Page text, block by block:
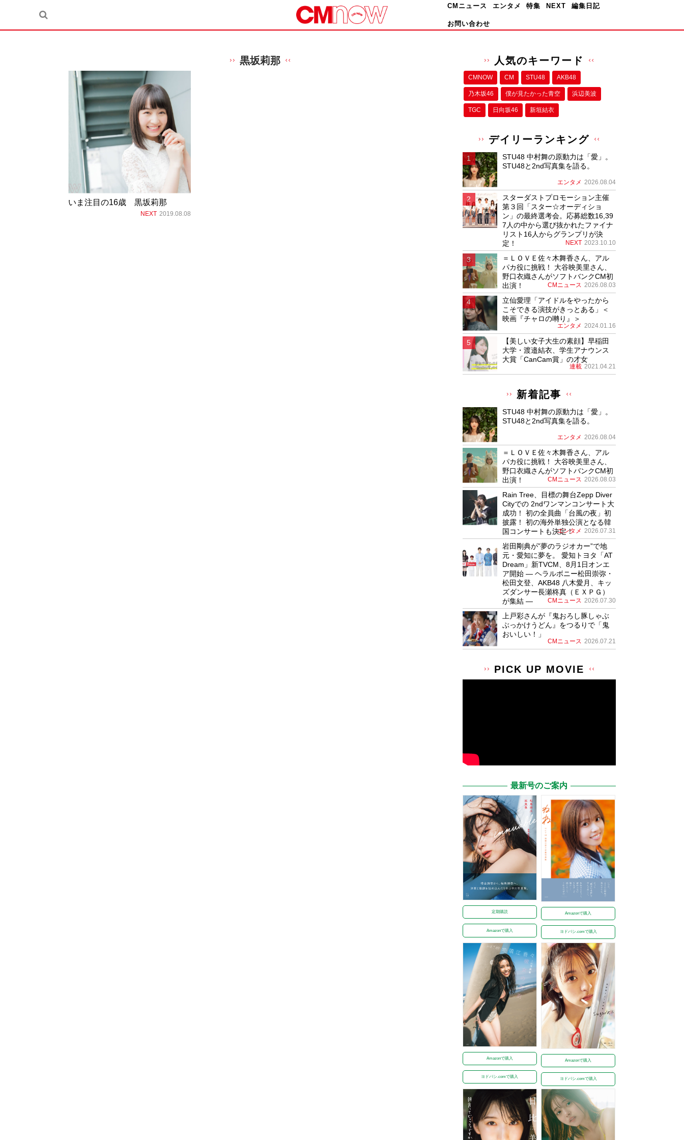
CMニュース エンタメ 特集 NEXT 編集日記
お問い合わせ
黒坂莉那
いま注目の16歳 黒坂莉那
NEXT 2019.08.08
人気のキーワード
CMNOW CM STU48 AKB48
乃木坂46 僕が⾒たかった⻘空 浜辺美波
TGC 日向坂46 新垣結衣
デイリーランキング
STU48 中村舞の原動力は「愛」。
STU48と2nd写真集を語る。
エンタメ 2026.08.04
スターダストプロモーション主催
第３回「スター☆オーディショ
ン」の最終選考会。応募総数16,39
7人の中から選び抜かれたファイナ
リスト16人からグランプリが決
定！
NEXT 2023.10.10
＝ＬＯＶＥ佐々木舞香さん、アル
パカ役に挑戦！ 大谷映美里さん、
野口衣織さんがソフトバンクCM初
出演！
CMニュース 2026.08.03
立仙愛理「アイドルをやったから
こそできる演技がきっとある」＜
映画『チャロの囀り』＞
エンタメ 2024.01.16
【美しい女子大生の素顔】早稲田
大学・渡邉結衣、学生アナウンス
大賞「CanCam賞」の才女
連載 2021.04.21
新着記事
STU48 中村舞の原動力は「愛」。
STU48と2nd写真集を語る。
エンタメ 2026.08.04
＝ＬＯＶＥ佐々木舞香さん、アル
パカ役に挑戦！ 大谷映美里さん、
野口衣織さんがソフトバンクCM初
出演！
CMニュース 2026.08.03
Rain Tree、目標の舞台Zepp Diver
Cityでの 2ndワンマンコンサート大
成功！ 初の全員曲「台風の夜」初
披露！ 初の海外単独公演となる韓
国コンサートも決定！
エンタメ 2026.07.31
岩田剛典が”夢のラジオカー”で地
元・愛知に夢を。 愛知トヨタ「AT
Dream」新TVCM、8月1日オンエ
ア開始 ― ヘラルボニー松田崇弥・
松田文登、AKB48 八木愛月、キッ
ズダンサー長瀬柊真（ＥＸＰＧ）
が集結 ―
CMニュース 2026.07.30
上戸彩さんが『鬼おろし豚しゃぶ
ぶっかけうどん』をつるりで「鬼
おいしい！」
CMニュース 2026.07.21
PICK UP MOVIE
最新号のご案内
定期購読
Amazonで購入
Amazonで購入
ヨドバシ.comで購入
Amazonで購入
ヨドバシ.comで購入
Amazonで購入
ヨドバシ.comで購入